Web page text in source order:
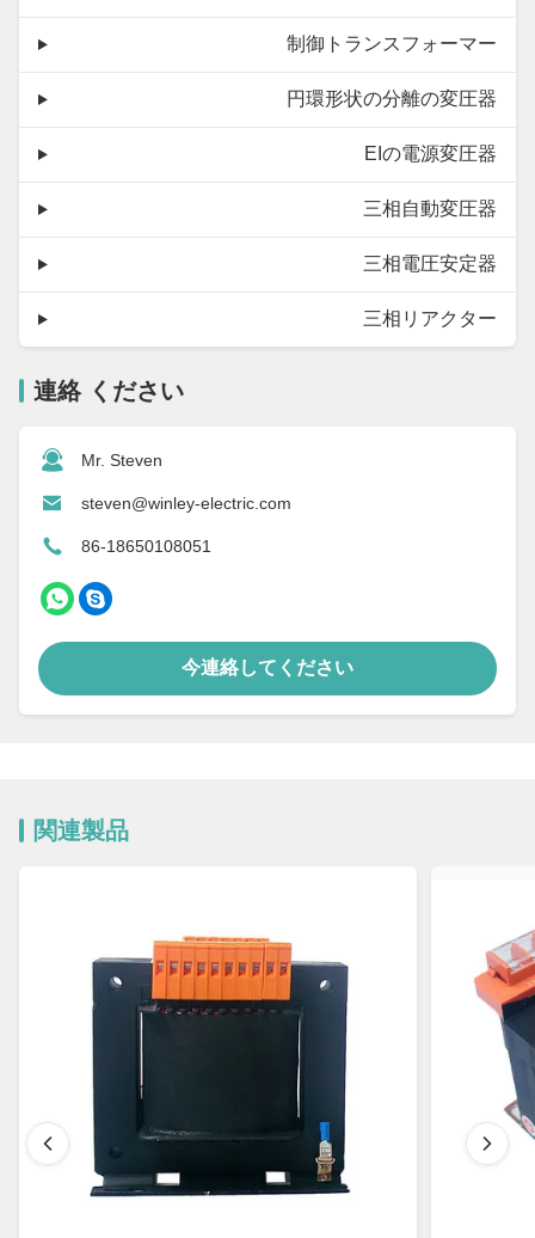
制御トランスフォーマー
円環形状の分離の変圧器
EIの電源変圧器
三相自動変圧器
三相電圧安定器
三相リアクター
連絡 ください
Mr. Steven
steven@winley-electric.com
86-18650108051
今連絡してください
関連製品